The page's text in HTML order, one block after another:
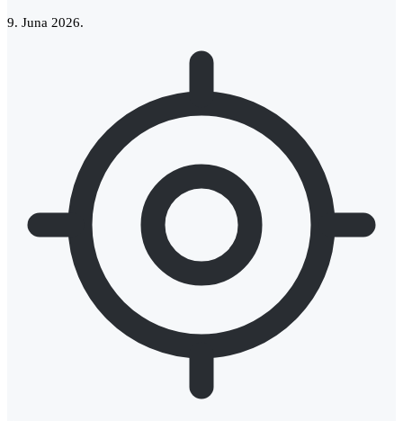
9. Juna 2026.